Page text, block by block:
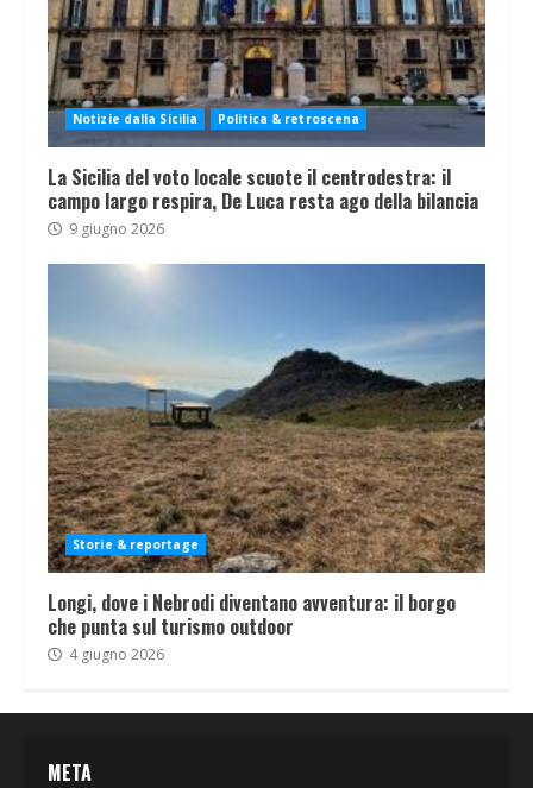
Notizie dalla Sicilia Politica & retroscena
La Sicilia del voto locale scuote il centrodestra: il
campo largo respira, De Luca resta ago della bilancia
9 giugno 2026
Storie & reportage
Longi, dove i Nebrodi diventano avventura: il borgo
che punta sul turismo outdoor
4 giugno 2026
META